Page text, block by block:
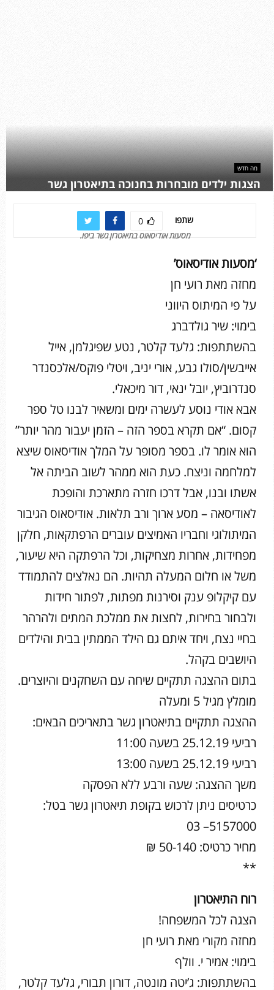
מה חדש
הצגות ילדים מובחרות בחנוכה בתיאטרון גשר
שתפו 0
מסעות אודיסאוס בתיאטרון גשר ביפו.
‘מסעות אודיסאוס’
מחזה מאת רועי חן
על פי המיתוס היווני
בימוי: שיר גולדברג
בהשתתפות: גלעד קלטר, נטע שפיגלמן, אייל
אייבשין/סולו גבע, אורי יניב, ויטלי פוקס/אלכסנדר
סנדרוביץ, יובל ינאי, דור מיכאלי.
אבא אודי נוסע לעשרה ימים ומשאיר לבנו טל ספר
קסום. “אם תקרא בספר הזה – הזמן יעבור מהר יותר”
הוא אומר לו. בספר מסופר על המלך אודיסאוס שיצא
למלחמה וניצח. כעת הוא ממהר לשוב הביתה אל
אשתו ובנו, אבל דרכו חזרה מתארכת והופכת
לאודיסאה – מסע ארוך ורב תלאות. אודיסאוס הגיבור
המיתולוגי וחבריו האמיצים עוברים הרפתקאות, חלקן
מפחידות, אחרות מצחיקות, וכל הרפתקה היא שיעור,
משל או חלום המעלה תהיות. הם נאלצים להתמודד
עם קיקלופ ענק וסירנות מפתות, לפתור חידות
ולבחור בחירות, לחצות את ממלכת המתים ולהרהר
בחיי נצח, ויחד איתם גם הילד הממתין בבית והילדים
היושבים בקהל.
בתום ההצגה תתקיים שיחה עם השחקנים והיוצרים.
מומלץ מגיל 5 ומעלה
ההצגה תתקיים בתיאטרון גשר בתאריכים הבאים:
רביעי 25.12.19 בשעה 11:00
רביעי 25.12.19 בשעה 13:00
משך ההצגה: שעה ורבע ללא הפסקה
כרטיסים ניתן לרכוש בקופת תיאטרון גשר בטל:
5157000– 03
מחיר כרטיס: 50-140 ₪
**
רוח התיאטרון
הצגה לכל המשפחה!
מחזה מקורי מאת רועי חן
בימוי: אמיר י. וולף
בהשתתפות: ג’יטה מונטה, דורון תבורי, גלעד קלטר,